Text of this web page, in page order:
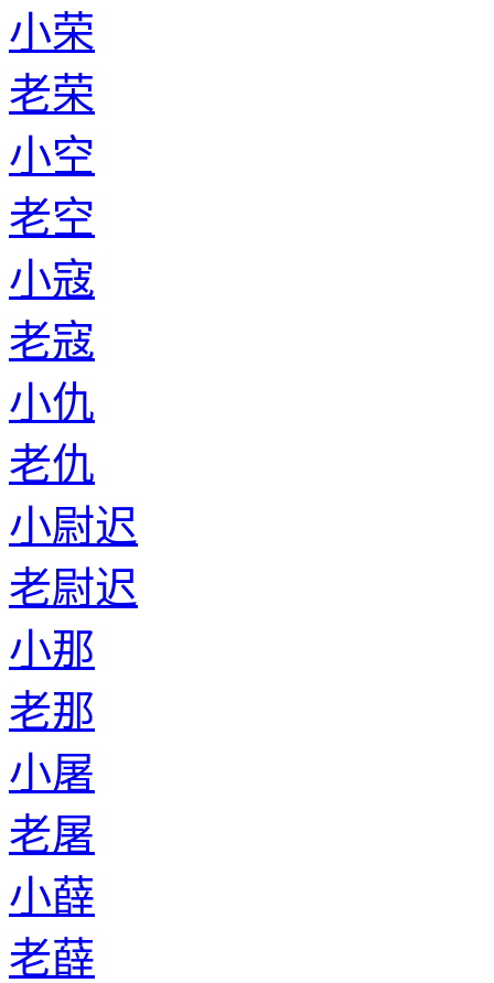
小荣
老荣
小空
老空
小寇
老寇
小仇
老仇
小尉迟
老尉迟
小那
老那
小屠
老屠
小薛
老薛